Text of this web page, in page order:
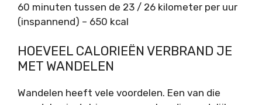
60 minuten tussen de 23 / 26 kilometer per uur
(inspannend) – 650 kcal
HOEVEEL CALORIEËN VERBRAND JE
MET WANDELEN
Wandelen heeft vele voordelen. Een van die